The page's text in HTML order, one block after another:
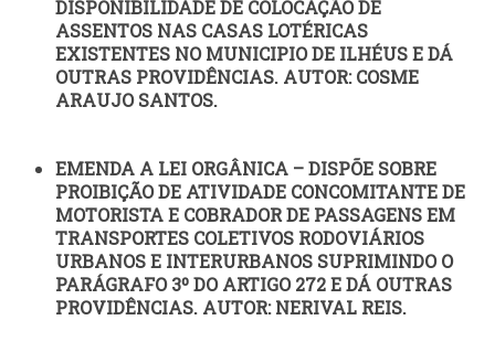
DISPONIBILIDADE DE COLOCAÇÃO DE
ASSENTOS NAS CASAS LOTÉRICAS
EXISTENTES NO MUNICIPIO DE ILHÉUS E DÁ
OUTRAS PROVIDÊNCIAS. AUTOR: COSME
ARAUJO SANTOS.
EMENDA A LEI ORGÂNICA – DISPÕE SOBRE
PROIBIÇÃO DE ATIVIDADE CONCOMITANTE DE
MOTORISTA E COBRADOR DE PASSAGENS EM
TRANSPORTES COLETIVOS RODOVIÁRIOS
URBANOS E INTERURBANOS SUPRIMINDO O
PARÁGRAFO 3º DO ARTIGO 272 E DÁ OUTRAS
PROVIDÊNCIAS. AUTOR: NERIVAL REIS.